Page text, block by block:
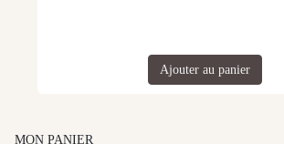
Ajouter au panier
MON PANIER